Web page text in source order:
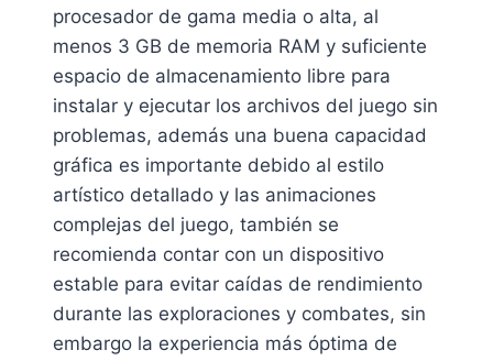
procesador de gama media o alta, al
menos 3 GB de memoria RAM y suficiente
espacio de almacenamiento libre para
instalar y ejecutar los archivos del juego sin
problemas, además una buena capacidad
gráfica es importante debido al estilo
artístico detallado y las animaciones
complejas del juego, también se
recomienda contar con un dispositivo
estable para evitar caídas de rendimiento
durante las exploraciones y combates, sin
embargo la experiencia más óptima de